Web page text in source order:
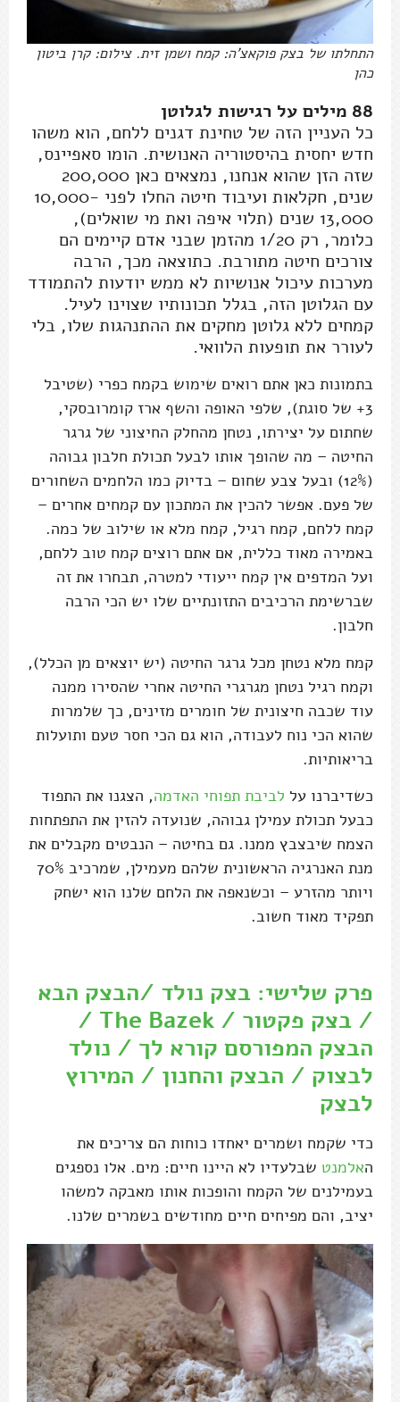
התחלתו של בצק פוקאצ'ה: קמח ושמן זית. צילום: קרן ביטון
כהן
88 מילים על רגישות לגלוטן
כל העניין הזה של טחינת דגנים ללחם, הוא משהו
חדש יחסית בהיסטוריה האנושית. הומו סאפיינס,
שזה הזן שהוא אנחנו, נמצאים כאן 200,000
שנים, חקלאות ועיבוד חיטה החלו לפני 10,000-
13,000 שנים (תלוי איפה ואת מי שואלים),
כלומר, רק 1/20 מהזמן שבני אדם קיימים הם
צורכים חיטה מתורבת. כתוצאה מכך, הרבה
מערכות עיכול אנושיות לא ממש יודעות להתמודד
עם הגלוטן הזה, בגלל תכונותיו שצוינו לעיל.
קמחים ללא גלוטן מחקים את ההתנהגות שלו, בלי
לעורר את תופעות הלוואי.
בתמונות כאן אתם רואים שימוש בקמח כפרי (שטיבל
3+ של סוגת), שלפי האופה והשף ארז קומרובסקי,
שחתום על יצירתו, נטחן מהחלק החיצוני של גרגר
החיטה – מה שהופך אותו לבעל תכולת חלבון גבוהה
(12%) ובעל צבע שחום – בדיוק כמו הלחמים השחורים
של פעם. אפשר להכין את המתכון עם קמחים אחרים –
קמח ללחם, קמח רגיל, קמח מלא או שילוב של כמה.
באמירה מאוד כללית, אם אתם רוצים קמח טוב ללחם,
ועל המדפים אין קמח ייעודי למטרה, תבחרו את זה
שברשימת הרכיבים התזונתיים שלו יש הכי הרבה
חלבון.
קמח מלא נטחן מכל גרגר החיטה (יש יוצאים מן הכלל),
וקמח רגיל נטחן מגרגרי החיטה אחרי שהסירו ממנה
עוד שכבה חיצונית של חומרים מזינים, כך שלמרות
שהוא הכי נוח לעבודה, הוא גם הכי חסר טעם ותועלות
בריאותיות.
כשדיברנו על לביבת תפוחי האדמה, הצגנו את התפוד
כבעל תכולת עמילן גבוהה, שנועדה להזין את התפתחות
הצמח שיבצבץ ממנו. גם בחיטה – הנבטים מקבלים את
מנת האנרגיה הראשונית שלהם מעמילן, שמרכיב 70%
ויותר מהזרע – וכשנאפה את הלחם שלנו הוא ישחק
תפקיד מאוד חשוב.
פרק שלישי: בצק נולד /הבצק הבא
/ בצק פקטור / The Bazek /
הבצק המפורסם קורא לך / נולד
לבצוק / הבצק והחנון / המירוץ
לבצק
כדי שקמח ושמרים יאחדו כוחות הם צריכים את
האלמנט שבלעדיו לא היינו חיים: מים. אלו נספגים
בעמילנים של הקמח והופכות אותו מאבקה למשהו
יציב, והם מפיחים חיים מחודשים בשמרים שלנו.